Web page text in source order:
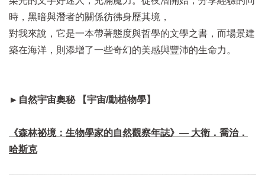
時，黑暗與潛者的關係彷彿身歷其境，
對我來說，它是一本帶著態度與哲學的文學之書，而場景建
築在海洋，則添增了一些奇幻的美感與豐沛的生命力。
►自然宇宙奧秘 【宇宙/動植物學】
《森林祕境：生物學家的自然觀察年誌》— 大衛．喬治．
哈斯克